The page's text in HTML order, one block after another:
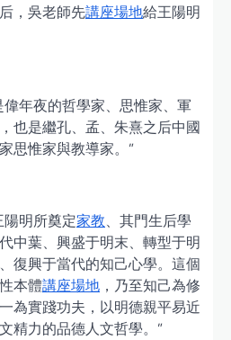
，吳老師先講座場地給王陽明
年夜的哲學家、思惟家、軍
也是繼孔、孟、朱熹之后中國
思惟家與教導家。”
明所奠定家教、其門生后學
中葉、興盛于明末、轉型于明
復興于當代的知己心學。這個
本體講座場地 ，乃至知己為修
為實踐功夫，以明德親平易近
精力的品德人文哲學。”